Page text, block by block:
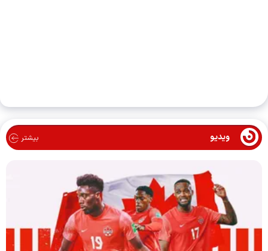
ویدیو بیشتر